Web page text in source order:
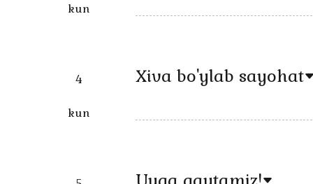
kun
4
kun
Xiva bo'ylab sayohat